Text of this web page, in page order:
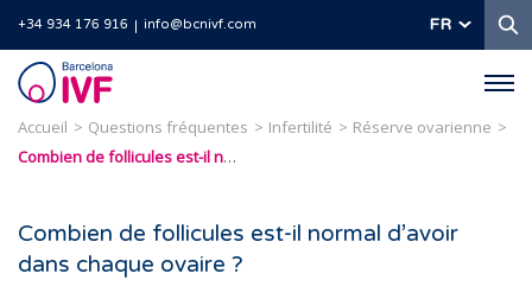
+34 934 176 916 info@bcnivf.com FR
Barcelona
IVF
Accueil Questions fréquentes Infertilité
Réserve ovarienne
Combien de follicules est-il normal d’avoir dans chaque ovaire ?
Combien de follicules est-il normal d’avoir
dans chaque ovaire ?